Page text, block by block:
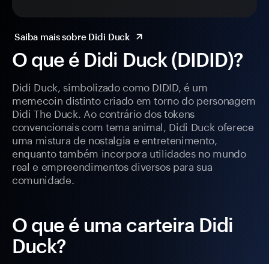
O que é Didi Duck (DIDID)?
Didi Duck, simbolizado como DIDID, é um
memecoin distinto criado em torno do personagem
Didi The Duck. Ao contrário dos tokens
convencionais com tema animal, Didi Duck oferece
uma mistura de nostalgia e entretenimento,
enquanto também incorpora utilidades no mundo
real e empreendimentos diversos para sua
comunidade.
O que é uma carteira Didi
Duck?
Saiba mais sobre Didi Duck